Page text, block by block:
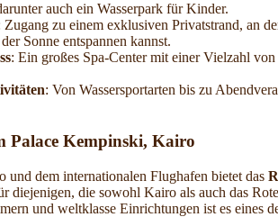
auch ein Wasserpark für Kinder.
Zugang zu einem exklusiven Privatstrand, an
Sonne entspannen kannst.
: Ein großes Spa-Center mit einer Vielzahl
: Von Wassersportarten bis zu
Palace Kempinski, Kairo
und dem internationalen Flughafen bietet das
diejenigen, die sowohl Kairo als auch das
und weltklasse Einrichtungen ist es eines